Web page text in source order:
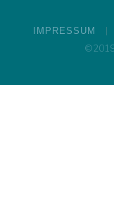
IMPRESSUM